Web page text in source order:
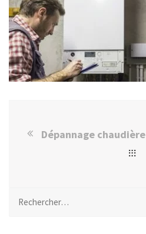
Dépannage chaudière
Rechercher :